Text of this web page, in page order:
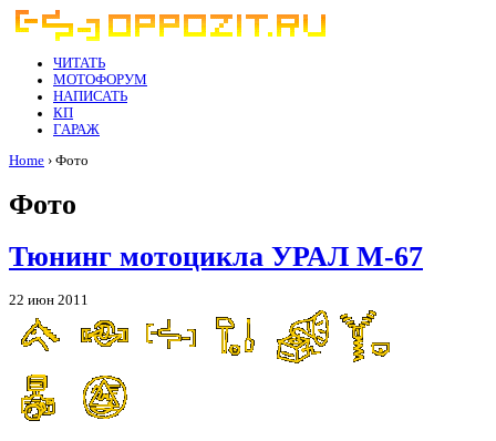
ЧИТАТЬ
МОТОФОРУМ
НАПИСАТЬ
КП
ГАРАЖ
Home › Фото
Фото
Тюнинг мотоцикла УРАЛ М-67
22 июн 2011